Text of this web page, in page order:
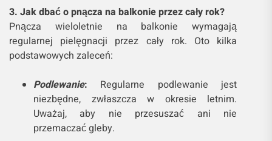
3. Jak dbać o pnącza na balkonie przez cały rok?
Pnącza wieloletnie na balkonie wymagają
regularnej pielęgnacji przez cały rok. Oto kilka
podstawowych zaleceń:
Podlewanie: Regularne podlewanie jest
niezbędne, zwłaszcza w okresie letnim.
Uważaj, aby nie przesuszać ani nie
przemaczać gleby.